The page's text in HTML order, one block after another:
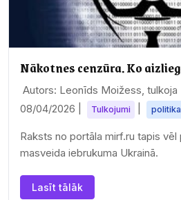
Nākotnes cenzūra. Ko
Autors: Leonīds Moižess, tulkoja
08/04/2026
Tulkojumi politika
Raksts no portāla mirf.ru tapis vēl
masveida iebrukuma Ukrainā.
Lasīt tālāk